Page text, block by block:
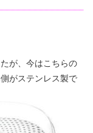
が、今はこちらの
がステンレス製で